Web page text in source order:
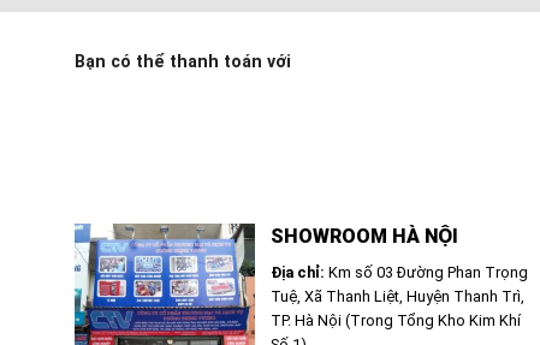
Bạn có thể thanh toán với
SHOWROOM HÀ NỘI
Địa chỉ: Km số 03 Đường Phan Trọng
Tuệ, Xã Thanh Liệt, Huyện Thanh Trì,
TP. Hà Nội (Trong Tổng Kho Kim Khí